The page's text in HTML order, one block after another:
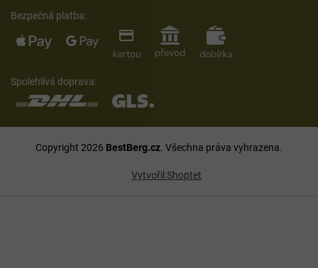
Bezpečná platba:
Spolehlivá doprava:
Vytvořil Shoptet
Copyright 2026 BestBerg.cz. Všechna práva vyhrazena.